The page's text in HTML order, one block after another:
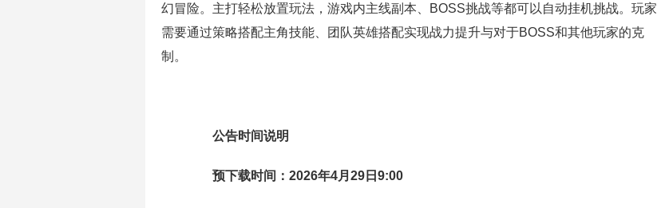
幻冒险。主打轻松放置玩法，游戏内主线副本、BOSS挑战等都可以自动挂机挑战。玩家
需要通过策略搭配主角技能、团队英雄搭配实现战力提升与对于BOSS和其他玩家的克
制。
公告时间说明
预下载时间： 2026年4月29日9:00